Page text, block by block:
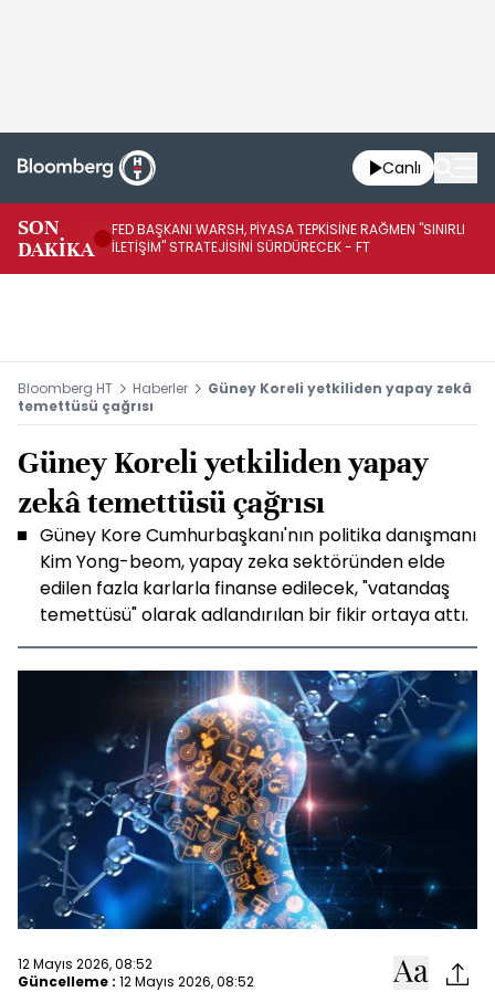
Canlı
SON
DAKİKA
FED BAŞKANI WARSH, PİYASA TEPKİSİNE RAĞMEN "SINIRLI
İLETİŞİM" STRATEJİSİNİ SÜRDÜRECEK - FT
Bloomberg HT Haberler
Güney Koreli yetkiliden yapay zekâ
temettüsü çağrısı
Güney Koreli yetkiliden yapay
zekâ temettüsü çağrısı
Güney Kore Cumhurbaşkanı'nın politika danışmanı
Kim Yong-beom, yapay zeka sektöründen elde
edilen fazla karlarla finanse edilecek, "vatandaş
temettüsü" olarak adlandırılan bir fikir ortaya attı.
12 Mayıs 2026, 08:52
Güncelleme : 12 Mayıs 2026, 08:52